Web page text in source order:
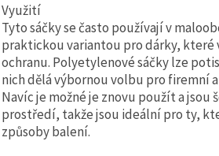
Využití
Tyto sáčky se často používají v
praktickou variantou pro dárky, které
ochranu. Polyetylenové sáčky lze
nich dělá výbornou volbu pro firemní
Navíc je možné je znovu použít a jsou
prostředí, takže jsou ideální pro ty,
způsoby balení.